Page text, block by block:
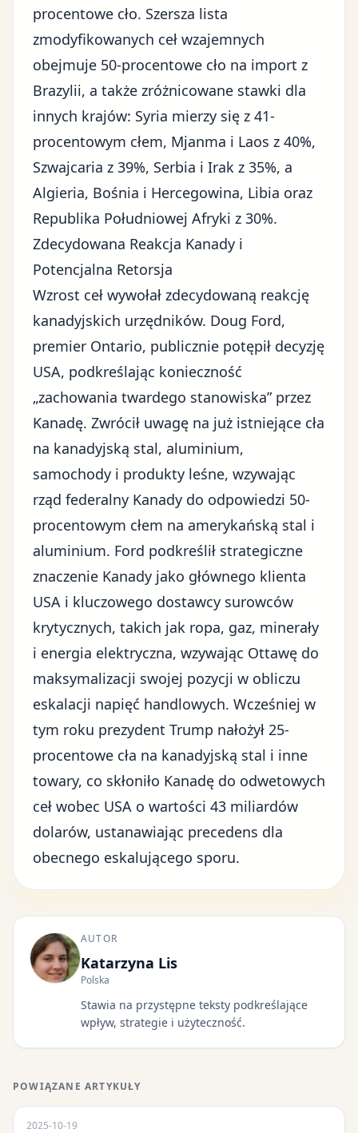
procentowe cło. Szersza lista
zmodyfikowanych ceł wzajemnych
obejmuje 50-procentowe cło na import z
Brazylii, a także zróżnicowane stawki dla
innych krajów: Syria mierzy się z 41-
procentowym cłem, Mjanma i Laos z 40%,
Szwajcaria z 39%, Serbia i Irak z 35%, a
Algieria, Bośnia i Hercegowina, Libia oraz
Republika Południowej Afryki z 30%.
Zdecydowana Reakcja Kanady i
Potencjalna Retorsja
Wzrost ceł wywołał zdecydowaną reakcję
kanadyjskich urzędników. Doug Ford,
premier Ontario, publicznie potępił decyzję
USA, podkreślając konieczność
„zachowania twardego stanowiska” przez
Kanadę. Zwrócił uwagę na już istniejące cła
na kanadyjską stal, aluminium,
samochody i produkty leśne, wzywając
rząd federalny Kanady do odpowiedzi 50-
procentowym cłem na amerykańską stal i
aluminium. Ford podkreślił strategiczne
znaczenie Kanady jako głównego klienta
USA i kluczowego dostawcy surowców
krytycznych, takich jak ropa, gaz, minerały
i energia elektryczna, wzywając Ottawę do
maksymalizacji swojej pozycji w obliczu
eskalacji napięć handlowych. Wcześniej w
tym roku prezydent Trump nałożył 25-
procentowe cła na kanadyjską stal i inne
towary, co skłoniło Kanadę do odwetowych
ceł wobec USA o wartości 43 miliardów
dolarów, ustanawiając precedens dla
obecnego eskalującego sporu.
AUTOR
Katarzyna Lis
Polska
Stawia na przystępne teksty podkreślające
wpływ, strategie i użyteczność.
POWIĄZANE ARTYKUŁY
2025-10-19